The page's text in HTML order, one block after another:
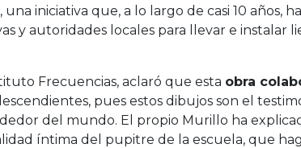
iniciativa que, a lo largo de casi 10 años,
y autoridades locales para llevar e instalar
Frecuencias, aclaró que esta obra
pues estos dibujos son el
del mundo. El propio Murillo ha
íntima del pupitre de la escuela, que